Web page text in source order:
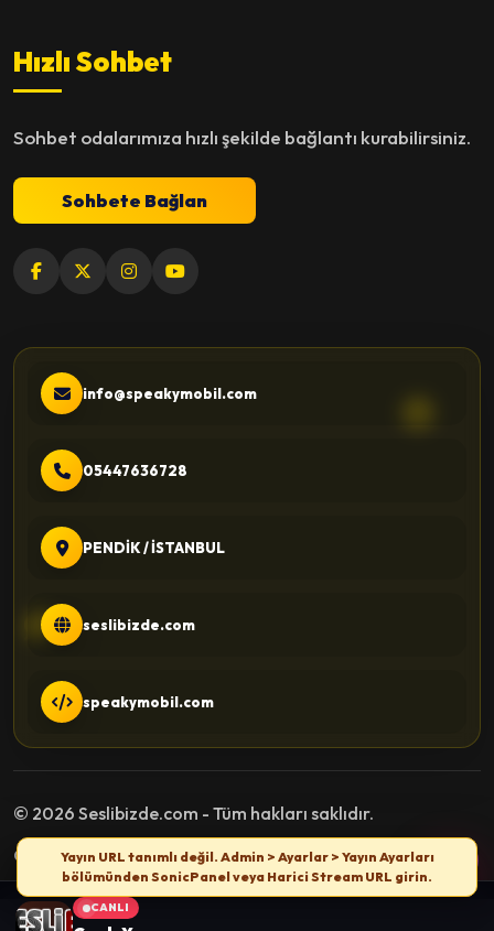
Hızlı Sohbet
Sohbet odalarımıza hızlı şekilde bağlantı kurabilirsiniz.
Sohbete Bağlan
info@speakymobil.com
05447636728
PENDİK / İSTANBUL
seslibizde.com
speakymobil.com
© 2026 Seslibizde.com - Tüm hakları saklıdır.
Gizlilik PolitikasıKullanım Şartlarıİletişim
CANLI
Yayın URL tanımlı değil. Admin > Ayarlar > Yayın Ayarları
bölümünden SonicPanel veya Harici Stream URL girin.